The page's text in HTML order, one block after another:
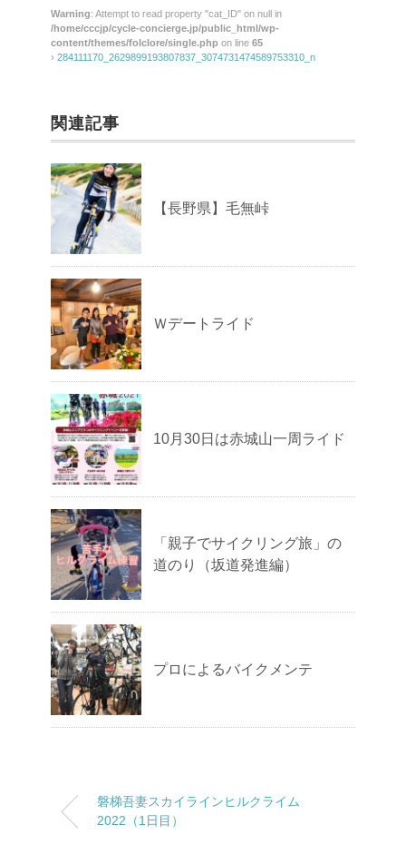
Warning: Attempt to read property "cat_ID" on null in
/home/cccjp/cycle-concierge.jp/public_html/wp-
content/themes/folclore/single.php on line 65
› 284111170_2629899193807837_3074731474589753310_n
関連記事
【長野県】毛無峠
Ｗデートライド
10月30日は赤城山一周ライド
「親子でサイクリング旅」の
道のり（坂道発進編）
プロによるバイクメンテ
磐梯吾妻スカイラインヒルクライム
2022（1日目）